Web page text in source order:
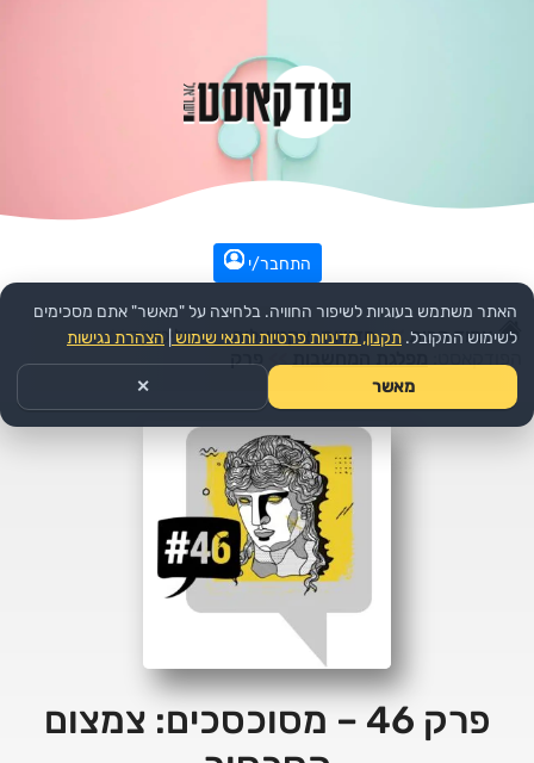
התחבר/י
עמוד הבית >> חדשות ואקטואליה >> פוליטיקה >>
פרק
פרק 46 – מסוכסכים: צמצום
האתר משתמש בעוגיות לשיפור החוויה. בלחיצה על "מאשר" אתם מסכימים
לשימוש המקובל. תקנון, מדיניות פרטיות ותנאי שימוש הצהרת נגישות
מאשר ✕